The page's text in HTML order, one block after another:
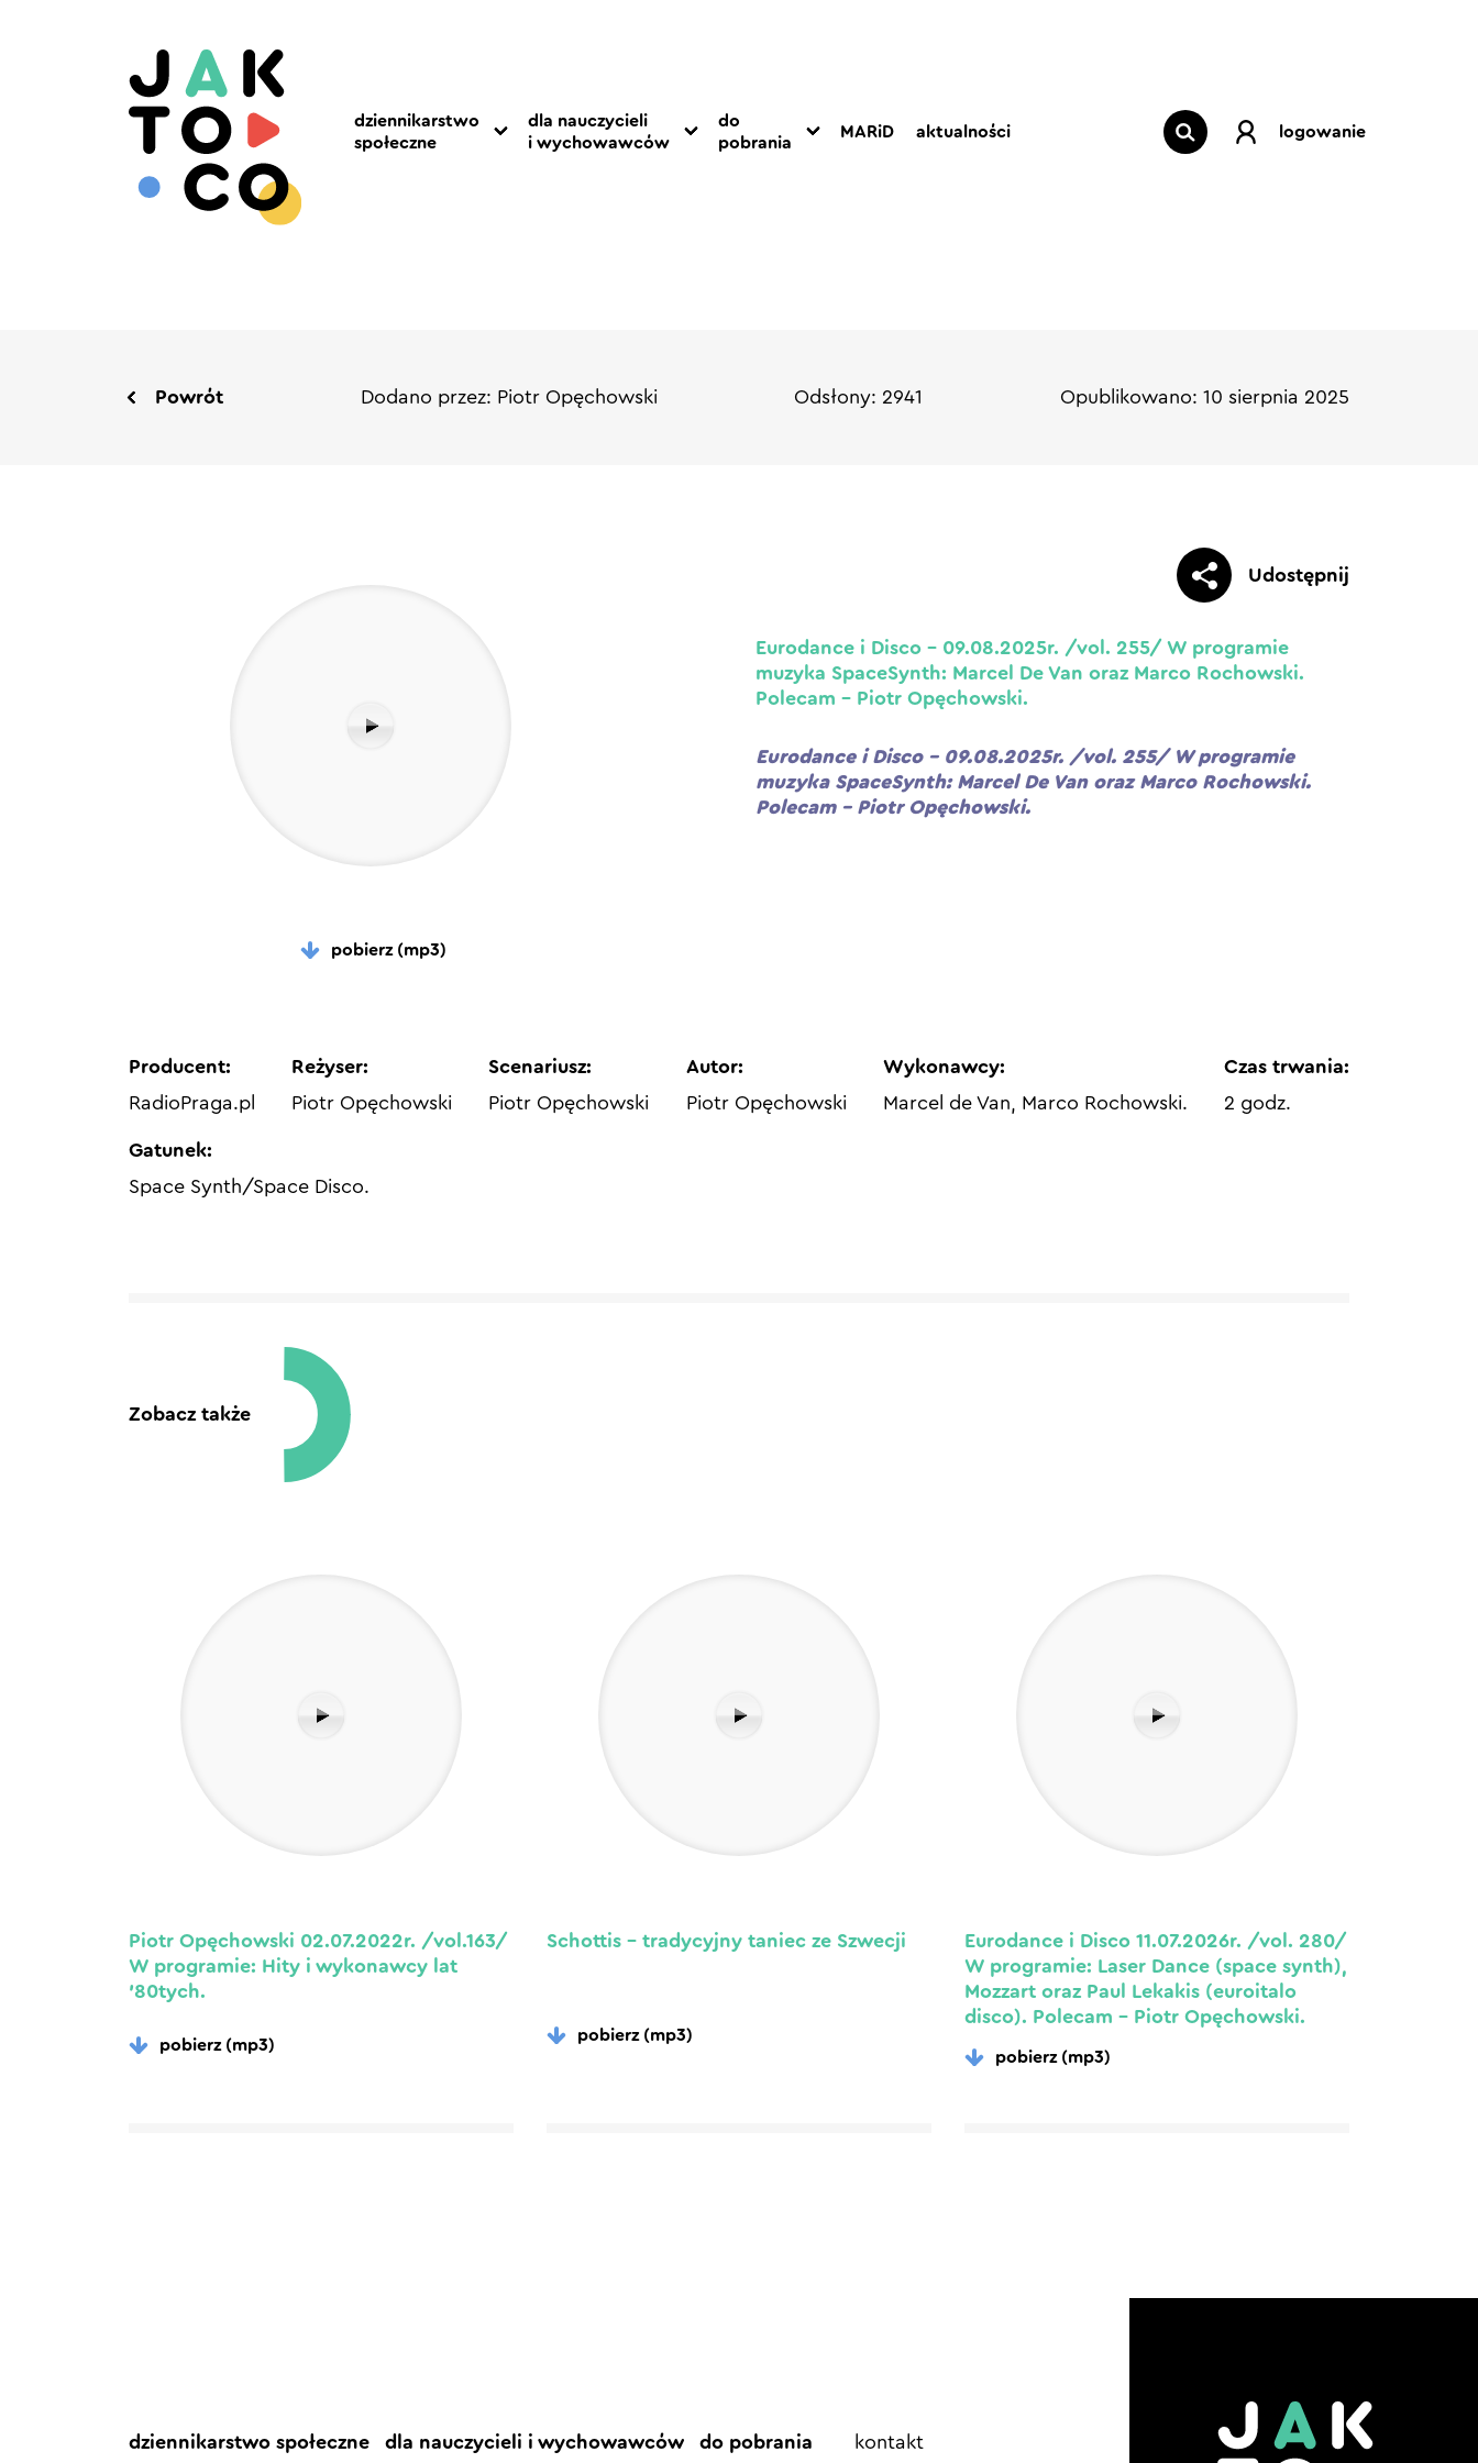
dziennikarstwo
społeczne
dla nauczycieli
i wychowawców
do
pobrania
MARiD aktualności logowanie
Powrót Dodano przez: Piotr Opęchowski Odsłony: 2941 Opublikowano: 10 sierpnia 2025
pobierz (mp3)
Udostępnij
Eurodance i Disco – 09.08.2025r. /vol. 255/ W programie
muzyka SpaceSynth: Marcel De Van oraz Marco Rochowski.
Polecam – Piotr Opęchowski.
Eurodance i Disco – 09.08.2025r. /vol. 255/ W programie
muzyka SpaceSynth: Marcel De Van oraz Marco Rochowski.
Polecam – Piotr Opęchowski.
Producent:
RadioPraga.pl
Reżyser:
Piotr Opęchowski
Scenariusz:
Piotr Opęchowski
Autor:
Piotr Opęchowski
Wykonawcy:
Marcel de Van, Marco Rochowski.
Czas trwania:
2 godz.
Gatunek:
Space Synth/Space Disco.
Zobacz także
Piotr Opęchowski 02.07.2022r. /vol.163/
W programie: Hity i wykonawcy lat
’80tych.
pobierz (mp3)
Schottis – tradycyjny taniec ze Szwecji
pobierz (mp3)
Eurodance i Disco 11.07.2026r. /vol. 280/
W programie: Laser Dance (space synth),
Mozzart oraz Paul Lekakis (euroitalo
disco). Polecam – Piotr Opęchowski.
pobierz (mp3)
dziennikarstwo społeczne dla nauczycieli i wychowawców do pobrania
Element
kontakt